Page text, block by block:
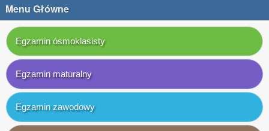
Menu Główne
Egzamin ósmoklasisty
Egzamin maturalny
Egzamin zawodowy